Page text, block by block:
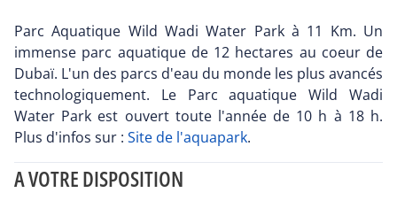
Parc Aquatique Wild Wadi Water Park à 11 Km. Un
immense parc aquatique de 12 hectares au coeur de
Dubaï. L'un des parcs d'eau du monde les plus avancés
technologiquement. Le Parc aquatique Wild Wadi
Water Park est ouvert toute l'année de 10 h à 18 h.
Plus d'infos sur : Site de l'aquapark.
A VOTRE DISPOSITION